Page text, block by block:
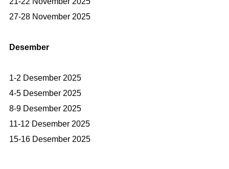
27-28 November 2025
Desember
1-2 Desember 2025
4-5 Desember 2025
8-9 Desember 2025
11-12 Desember 2025
15-16 Desember 2025